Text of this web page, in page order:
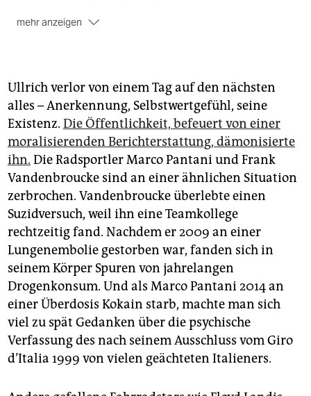
mehr anzeigen
Sollten Sie von Suizidgedanken betroffen sein, so
wenden Sie sich bitte an professionelle Helferinnen
und Helfer. Diese finden Sie jederzeit bei der
Telefonseelsorge: 0800/111 0 111 oder 0800/111 0
222 oder auch unterwww.telefonseelsorge.de.
Ullrich verlor von einem Tag auf den nächsten
alles – Anerkennung, Selbstwertgefühl, seine
Existenz. Die Öffentlichkeit, befeuert von einer
moralisierenden Berichterstattung, dämonisierte
ihn. Die Radsportler Marco Pantani und Frank
Vandenbroucke sind an einer ähnlichen Situation
zerbrochen. Vandenbroucke überlebte einen
Suzidversuch, weil ihn eine Teamkollege
rechtzeitig fand. Nachdem er 2009 an einer
Lungenembolie gestorben war, fanden sich in
seinem Körper Spuren von jahrelangen
Drogenkonsum. Und als Marco Pantani 2014 an
einer Überdosis Kokain starb, machte man sich
viel zu spät Gedanken über die psychische
Verfassung des nach seinem Ausschluss vom Giro
d’Italia 1999 von vielen geächteten Italieners.